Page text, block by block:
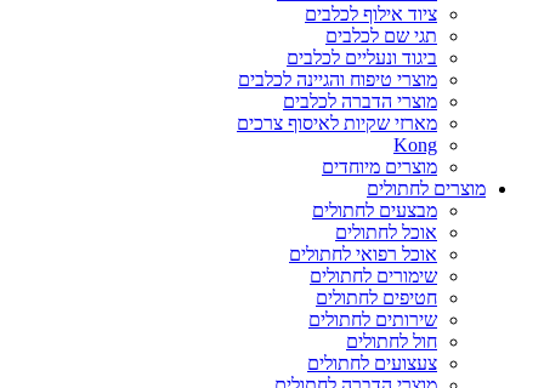
ציוד אילוף לכלבים
תגי שם לכלבים
ביגוד ונעליים לכלבים
מוצרי טיפוח והגיינה לכלבים
מוצרי הדברה לכלבים
מארזי שקיות לאיסוף צרכים
Kong
מוצרים מיוחדים
מוצרים לחתולים
מבצעים לחתולים
אוכל לחתולים
אוכל רפואי לחתולים
שימורים לחתולים
חטיפים לחתולים
שירותים לחתולים
חול לחתולים
צעצועים לחתולים